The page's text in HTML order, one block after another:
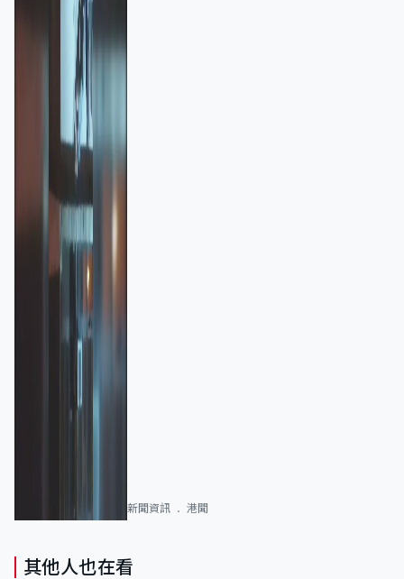
新聞資訊 港聞
其他人也在看